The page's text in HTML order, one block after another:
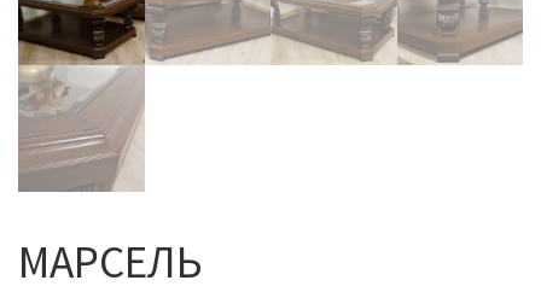
МАРСЕЛЬ